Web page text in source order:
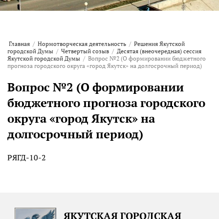
Главная / Нормотворческая деятельность / Решения Якутской
городской Думы / Четвертый созыв / Десятая (внеочередная) сессия
Якутской городской Думы / Вопрос №2 (О формировании бюджетного
прогноза городского округа «город Якутск» на долгосрочный период)
Вопрос №2 (О формировании
бюджетного прогноза городского
округа «город Якутск» на
долгосрочный период)
РЯГД-10-2
ЯКУТСКАЯ ГОРОДСКАЯ